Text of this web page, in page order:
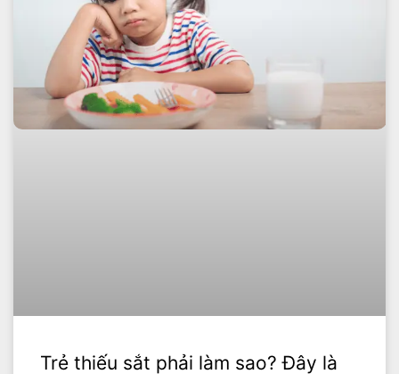
Trẻ thiếu sắt phải làm sao? Đây là